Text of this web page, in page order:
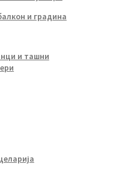
и градина
и ташни